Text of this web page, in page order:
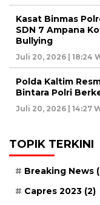
Kasat Binmas
SDN 7 Ampana
Bullying
Juli 20, 2026 | 18:24
Polda Kaltim
Bintara Polri
Juli 20, 2026 | 14:27
TOPIK TERKINI
Breaking News
Capres 2023 (2)